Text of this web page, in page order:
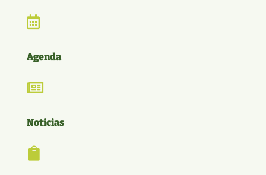

Agenda

Noticias
